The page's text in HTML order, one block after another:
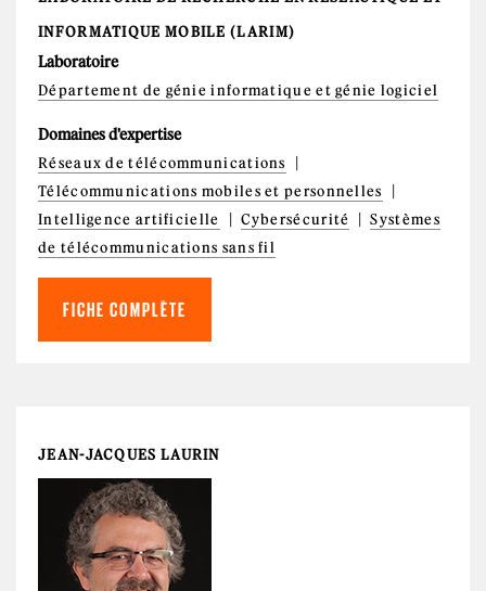
INFORMATIQUE MOBILE (LARIM)
Laboratoire
Département de génie informatique et génie logiciel
Domaines d'expertise
Réseaux de télécommunications
Télécommunications mobiles et personnelles
Intelligence artificielle
Cybersécurité
Systèmes
de télécommunications sans fil
FICHE COMPLÈTE
JEAN-JACQUES LAURIN